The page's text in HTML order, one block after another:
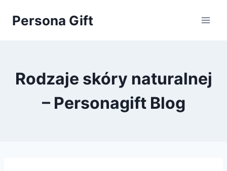
Persona Gift
Rodzaje skóry naturalnej
– Personagift Blog